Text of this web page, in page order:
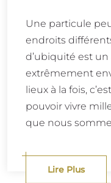
Une particule
endroits
d’ubiquité est
extrêmement
lieux à la fois,
pouvoir vivre
que nous
Lire Plus